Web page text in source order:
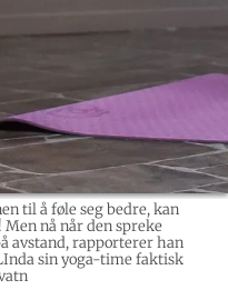
til å føle seg bedre, kan
nå når den spreke
avstand, rapporterer han
sin yoga-time faktisk